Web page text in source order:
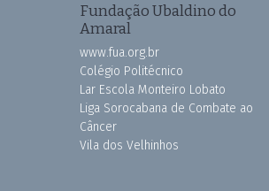
Fundação Ubaldino do
Amaral
www.fua.org.br
Colégio Politécnico
Lar Escola Monteiro Lobato
Liga Sorocabana de Combate ao
Câncer
Vila dos Velhinhos